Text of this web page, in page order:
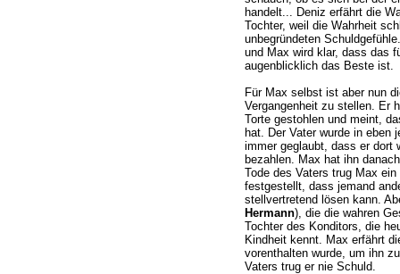
handelt... Deniz erfährt die
Tochter, weil die Wahrheit
unbegründeten
und Max wird klar, dass das
augenblicklich das Beste ist.
Für Max selbst ist aber nun
Vergangenheit zu stellen. Er
Torte gestohlen und meint,
hat. Der Vater wurde in eben
immer geglaubt, dass er dort
bezahlen. Max hat ihn
Tode des Vaters trug Max
festgestellt, dass jemand
stellvertretend lösen kann.
Hermann), die die wahren
Tochter des Konditors, die
Kindheit kennt. Max erfährt
vorenthalten wurde, um ihn
Vaters trug er nie Schuld.